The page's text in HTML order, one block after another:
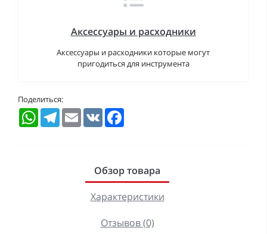
Аксессуары и расходники
Аксессуары и расходники которые могут
пригодиться для инструмента
Поделиться:
WhatsAppTelegramEmail VK
Обзор товара
Характеристики
Отзывов (0)